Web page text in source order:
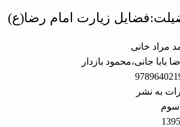
زیارت امام رضا(ع)
مراد خانی
بابا جانی،محمود بازدار
به نشر
سوم